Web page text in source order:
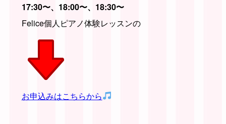
17:30〜、18:00〜、18:30〜
Felice個人ピアノ体験レッスンの
お申込みはこちらから